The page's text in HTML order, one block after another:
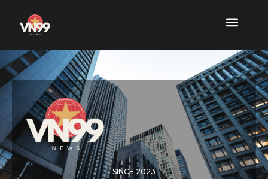
SINCE 2023